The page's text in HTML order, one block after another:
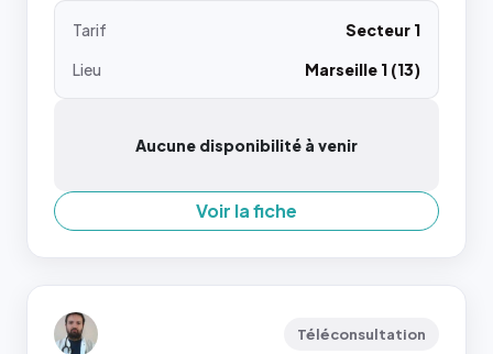
Tarif
Secteur 1
Lieu
Marseille 1 (13)
Aucune disponibilité à venir
Voir la fiche
Téléconsultation